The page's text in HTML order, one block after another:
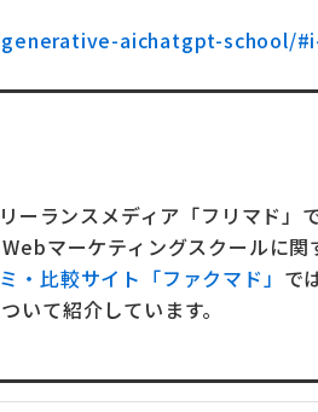
aichatgpt-school/
ーランスメディア「フリマド」
マーケティングスクールに関
・比較サイト「ファクマド」 で
いて紹介しています。